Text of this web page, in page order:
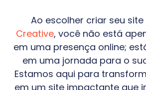
Ao escolher criar seu
Creative, você não está
em uma presença online;
em uma jornada para o
Estamos aqui para
em um site impactante que